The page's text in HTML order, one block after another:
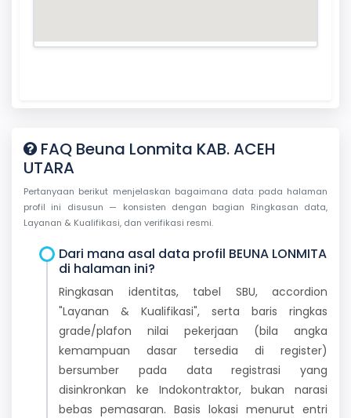
FAQ Beuna Lonmita KAB. ACEH
UTARA
Pertanyaan berikut menjelaskan bagaimana data pada halaman
profil ini disusun — konsisten dengan bagian Ringkasan data,
Layanan & Kualifikasi, dan verifikasi resmi.
Dari mana asal data profil BEUNA LONMITA
di halaman ini?
Ringkasan identitas, tabel SBU, accordion
"Layanan & Kualifikasi", serta baris ringkas
grade/plafon nilai pekerjaan (bila angka
kemampuan dasar tersedia di register)
bersumber pada data registrasi yang
disinkronkan ke Indokontraktor, bukan narasi
bebas pemasaran. Basis lokasi menurut entri